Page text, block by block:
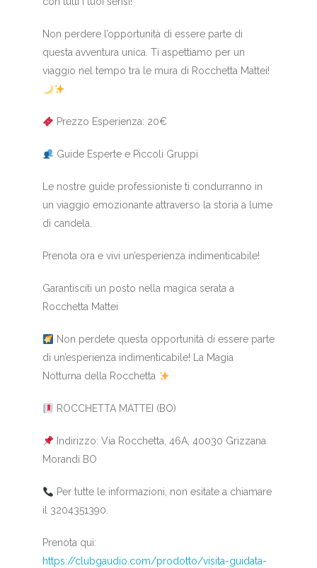
Non perdere l’opportunità di essere parte di
questa avventura unica. Ti aspettiamo per un
viaggio nel tempo tra le mura di Rocchetta Mattei!
Prezzo Esperienza: 20€
Guide Esperte e Piccoli Gruppi
Le nostre guide professioniste ti condurranno in
un viaggio emozionante attraverso la storia a lume
di candela.
Prenota ora e vivi un’esperienza indimenticabile!
Garantisciti un posto nella magica serata a
Rocchetta Mattei
Non perdete questa opportunità di essere parte
di un’esperienza indimenticabile! La Magia
Notturna della Rocchetta
ROCCHETTA MATTEI (BO)
Indirizzo: Via Rocchetta, 46A, 40030 Grizzana
Morandi BO
Per tutte le informazioni, non esitate a chiamare
il 3204351390.
Prenota qui:
https://clubgaudio.com/prodotto/visita-guidata-